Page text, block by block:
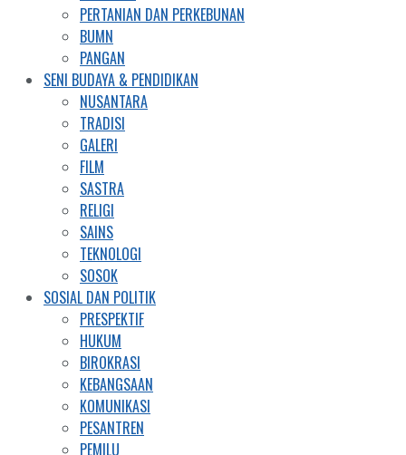
PERTANIAN DAN PERKEBUNAN
BUMN
PANGAN
SENI BUDAYA & PENDIDIKAN
NUSANTARA
TRADISI
GALERI
FILM
SASTRA
RELIGI
SAINS
TEKNOLOGI
SOSOK
SOSIAL DAN POLITIK
PRESPEKTIF
HUKUM
BIROKRASI
KEBANGSAAN
KOMUNIKASI
PESANTREN
PEMILU